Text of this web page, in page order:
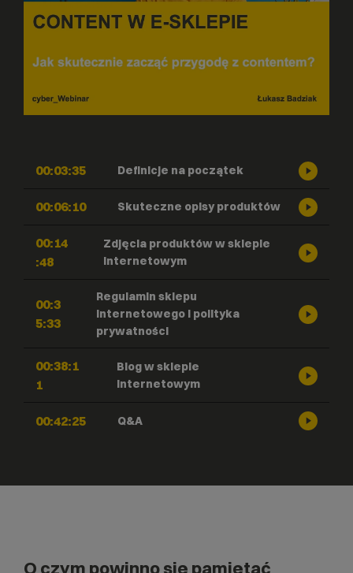
00:03:35 Definicje na początek
00:06:10 Skuteczne opisy produktów
00:14
:48
Zdjęcia produktów w sklepie
internetowym
00:3
5:33
Regulamin sklepu
internetowego i polityka
prywatności
00:38:1
1
Blog w sklepie
internetowym
00:42:25 Q&A
O czym powinno się pamiętać